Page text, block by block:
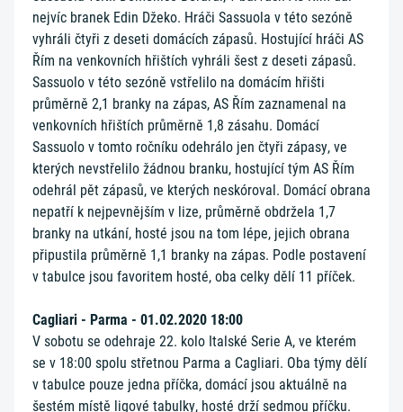
nejvíc branek Edin Džeko. Hráči Sassuola v této sezóně
vyhráli čtyři z deseti domácích zápasů. Hostující hráči AS
Řím na venkovních hřištích vyhráli šest z deseti zápasů.
Sassuolo v této sezóně vstřelilo na domácím hřišti
průměrně 2,1 branky na zápas, AS Řím zaznamenal na
venkovních hřištích průměrně 1,8 zásahu. Domácí
Sassuolo v tomto ročníku odehrálo jen čtyři zápasy, ve
kterých nevstřelilo žádnou branku, hostující tým AS Řím
odehrál pět zápasů, ve kterých neskóroval. Domácí obrana
nepatří k nejpevnějším v lize, průměrně obdržela 1,7
branky na utkání, hosté jsou na tom lépe, jejich obrana
připustila průměrně 1,1 branky na zápas. Podle postavení
v tabulce jsou favoritem hosté, oba celky dělí 11 příček.
Cagliari - Parma - 01.02.2020 18:00
V sobotu se odehraje 22. kolo Italské Serie A, ve kterém
se v 18:00 spolu střetnou Parma a Cagliari. Oba týmy dělí
v tabulce pouze jedna příčka, domácí jsou aktuálně na
šestém místě ligové tabulky, hosté drží sedmou příčku.